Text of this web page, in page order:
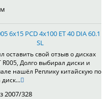
6x15 PCD 4x100 ET 40 DIA 60.1
SL
оставить свой отзыв о дисках
R005, Долго выбирал диски и
нашёл Реплику китайскую по
2007/328